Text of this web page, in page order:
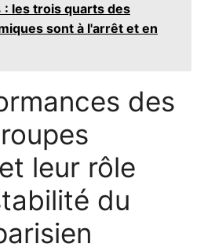
: les trois quarts des
sont à l'arrêt et en
des
leur rôle
du